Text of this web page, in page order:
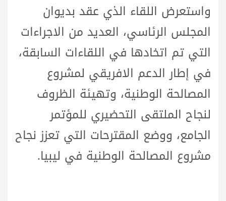
واستعرض اللقاء الذي عقد بديوان
المجلس الرئاسي، العديد من الاجراءات
التي تم اتخادها في اللقاءات السابقة،
في إطار الدعم الافريقي لمشروع
المصالحة الوطنية، وتهيئة الظروف
لنجاح الملتقى التحضيري للمؤتمر
الجامع، ووضع المقترحات التي تعزز نجاح
مشروع المصالحة الوطنية في ليبيا.